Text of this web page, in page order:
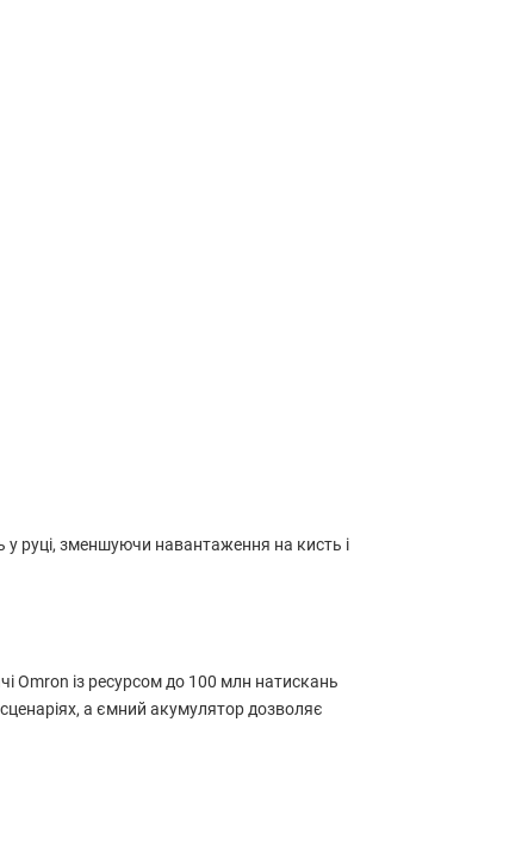
руці, зменшуючи навантаження на кисть і
Omron із ресурсом до 100 млн натискань
сценаріях, а ємний акумулятор дозволяє